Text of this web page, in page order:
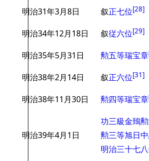
明治31年3月8日 叙正七位[28]
明治34年12月18日 叙従六位[29]
明治35年5月31日 勲五等瑞宝章
明治38年2月14日 叙正六位[31]
明治38年11月30日 勲四等瑞宝章
明治39年4月1日
功三級金鵄
勲三等旭日
明治三十七